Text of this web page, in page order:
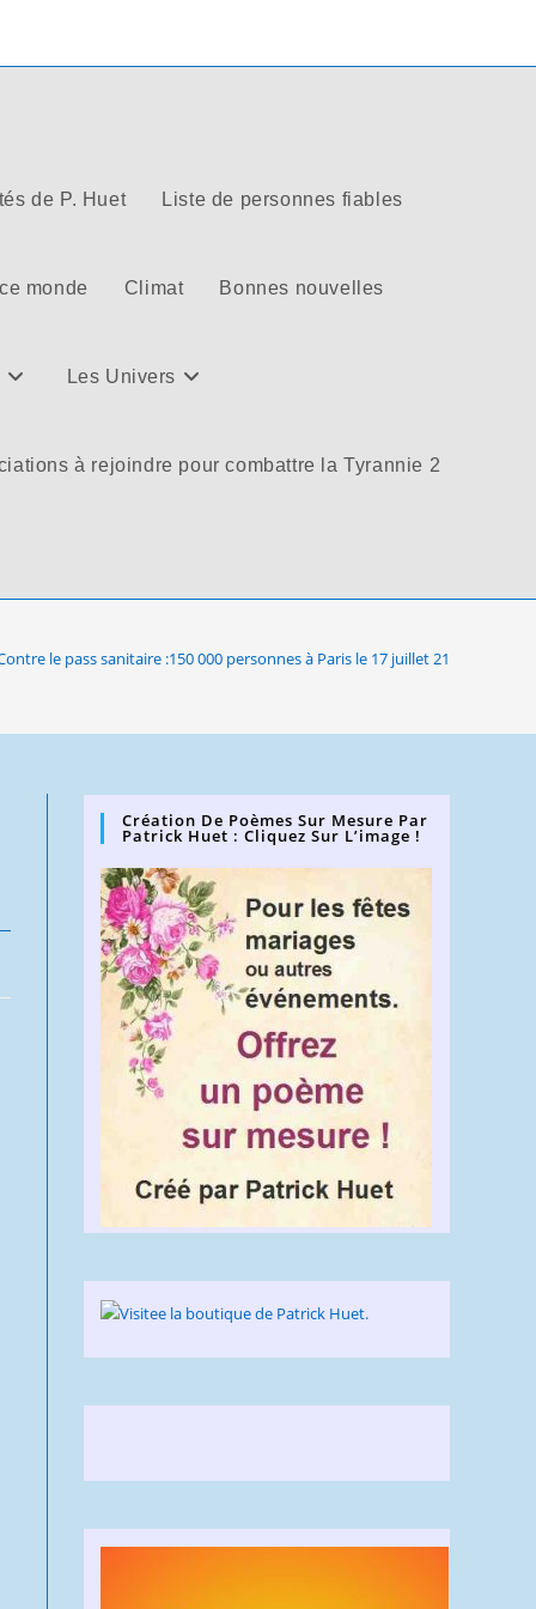
de P. Huet Liste de personnes fiables
monde Climat Bonnes nouvelles
Les Univers
à rejoindre pour combattre la Tyrannie 2
le pass sanitaire :150 000 personnes à Paris le 17 juillet 21
Création De Poèmes Sur Mesure Par
Patrick Huet : Cliquez Sur L’image !